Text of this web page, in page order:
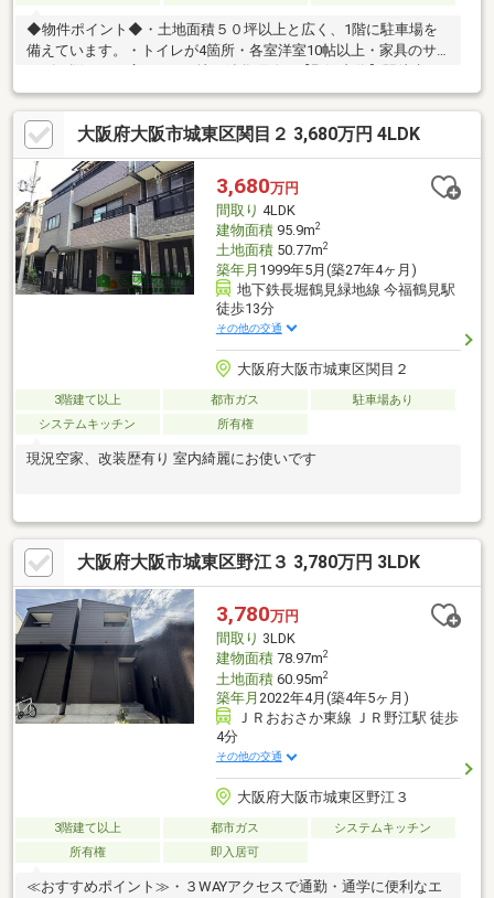
◆物件ポイント◆・土地面積５０坪以上と広く、1階に駐車場を
備えています。・トイレが4箇所・各室洋室10帖以上・家具のサ
分 【都島】駅徒歩12分
大阪府大阪市城東区関目２ 3,680万円 4LDK
3,680万円
間取り 4LDK
建物面積95.9m2
土地面積50.77m2
築年月 1999年5月(築27年4ヶ月)
地下鉄長堀鶴見緑地線 今福鶴見駅
徒歩13分
その他の交通
大阪府大阪市城東区関目２
3階建て以上 都市ガス
駐車場あり
システムキッチン
所有権
現況空家、改装歴有り 室内綺麗にお使いです
大阪府大阪市城東区野江３ 3,780万円 3LDK
3,780万円
間取り 3LDK
建物面積78.97m2
土地面積60.95m2
築年月 2022年4月(築4年5ヶ月)
ＪＲおおさか東線 ＪＲ野江駅 徒歩
4分
その他の交通
大阪府大阪市城東区野江３
3階建て以上 都市ガス
システムキッチン
所有権
即入居可
≪おすすめポイント≫・３WAYアクセスで通勤・通学に便利なエ